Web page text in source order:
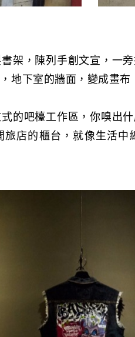
架，陳列手創文宣，一
地下室的牆面，變成畫布
的吧檯工作區，你嗅出
旅店的櫃台，就像生活